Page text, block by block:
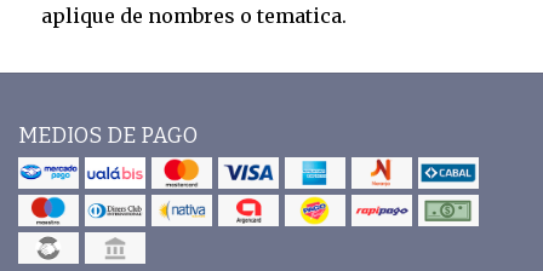
aplique de nombres o tematica.
MEDIOS DE PAGO